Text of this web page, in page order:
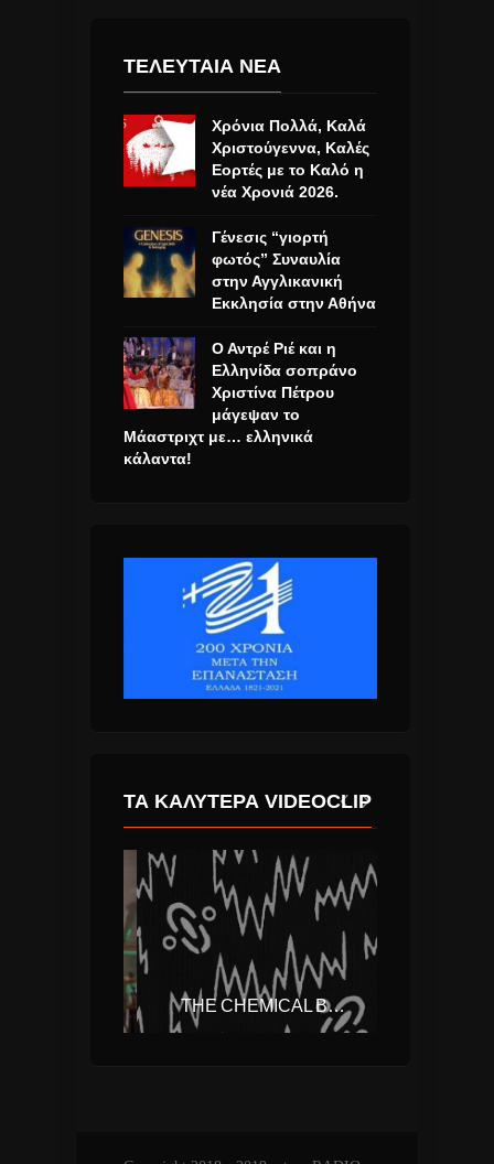
ΤΕΛΕΥΤΑΙΑ ΝΕΑ
Χρόνια Πολλά, Καλά
Χριστούγεννα, Καλές
Εορτές με το Καλό η
νέα Χρονιά 2026.
Γένεσις “γιορτή
φωτός” Συναυλία
στην Αγγλικανική
Εκκλησία στην Αθήνα
Ο Αντρέ Ριέ και η
Ελληνίδα σοπράνο
Χριστίνα Πέτρου
μάγεψαν το
Μάαστριχτ με… ελληνικά
κάλαντα!
ΤΑ ΚΑΛΎΤΕΡΑ VIDEOCLIP
THE CHEMICAL BROTHERS – WIDE OPEN (FT. BECK)